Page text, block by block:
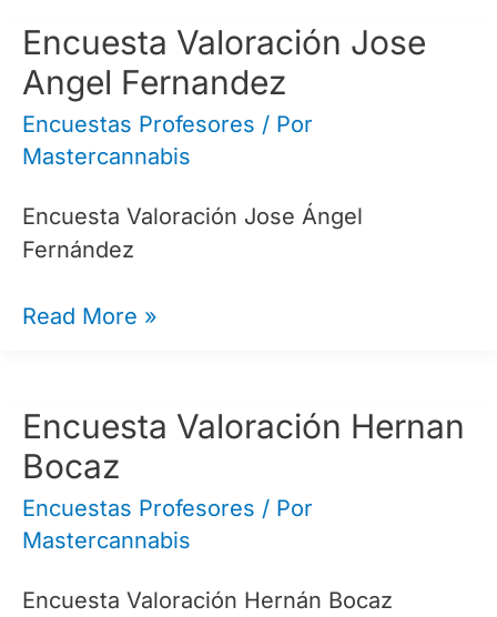
Ocampo
Encuesta Valoración Jose
Angel Fernandez
Encuestas Profesores / Por
Mastercannabis
Encuesta Valoración Jose Ángel
Fernández
Encuesta
Angel
Fernandez
Read More »
Encuesta Valoración Hernan
Bocaz
Encuestas Profesores / Por
Mastercannabis
Encuesta Valoración Hernán Bocaz